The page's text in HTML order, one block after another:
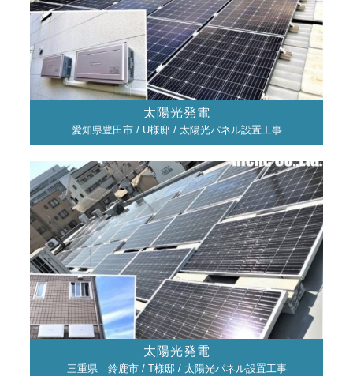
太陽光発電
愛知県豊田市 / U様邸 / 太陽光パネル設置工事
太陽光発電
三重県 鈴鹿市 / T様邸 / 太陽光パネル設置工事